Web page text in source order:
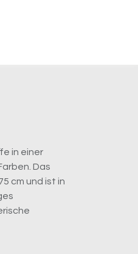
in einer
Das
cm und ist in